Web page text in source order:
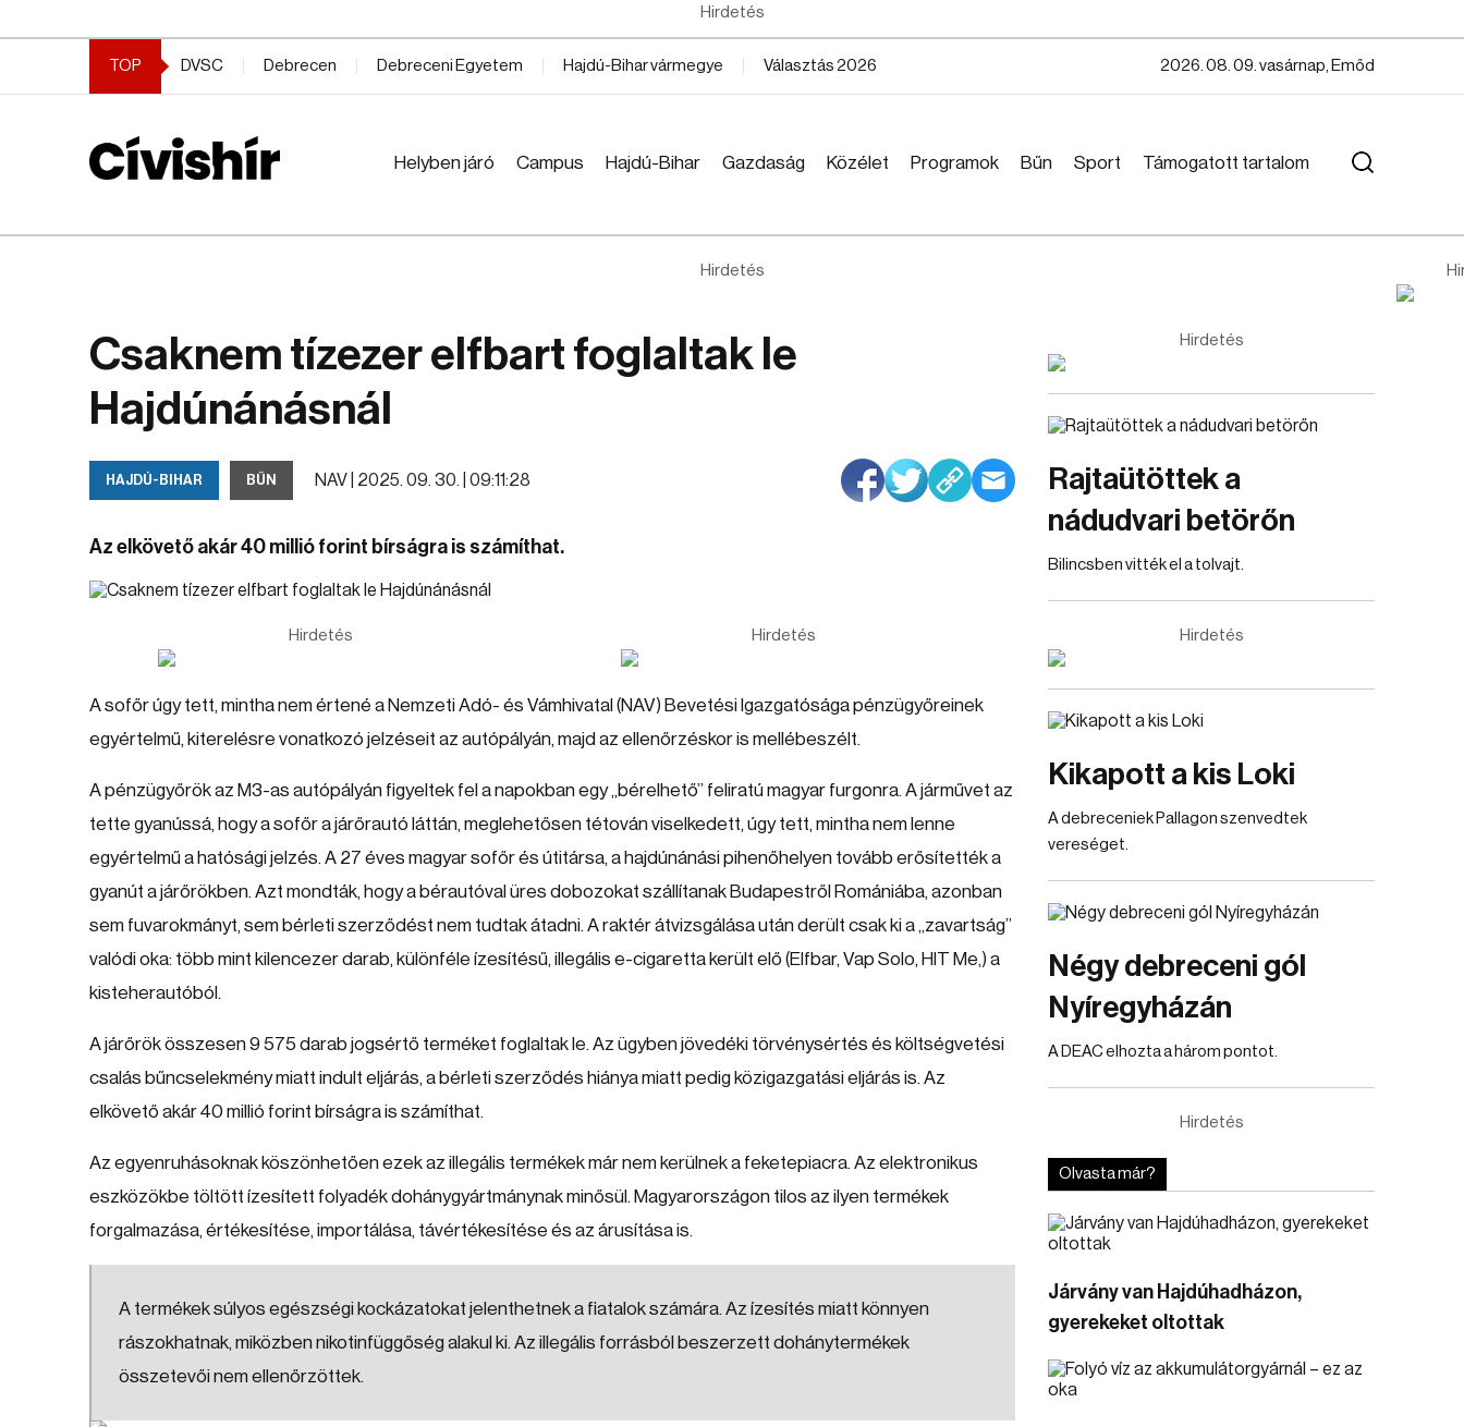
Hirdetés
TOP DVSC Debrecen Debreceni Egyetem Hajdú-Bihar vármegye Választás 2026 2026. 08. 09. vasárnap, Emőd
Helyben járó Campus Hajdú-Bihar Gazdaság Közélet Programok Bűn Sport Támogatott tartalom
Hirdetés
Csaknem tízezer elfbart foglaltak le
Hajdúnánásnál
HAJDÚ-BIHAR BŰN NAV | 2025. 09. 30. | 09:11:28
Az elkövető akár 40 millió forint bírságra is számíthat.
Hirdetés Hirdetés
A sofőr úgy tett, mintha nem értené a Nemzeti Adó- és Vámhivatal (NAV) Bevetési Igazgatósága pénzügyőreinek
egyértelmű, kiterelésre vonatkozó jelzéseit az autópályán, majd az ellenőrzéskor is mellébeszélt.
A pénzügyőrök az M3-as autópályán figyeltek fel a napokban egy „bérelhető” feliratú magyar furgonra. A járművet az
tette gyanússá, hogy a sofőr a járőrautó láttán, meglehetősen tétován viselkedett, úgy tett, mintha nem lenne
egyértelmű a hatósági jelzés. A 27 éves magyar sofőr és útitársa, a hajdúnánási pihenőhelyen tovább erősítették a
gyanút a járőrökben. Azt mondták, hogy a bérautóval üres dobozokat szállítanak Budapestről Romániába, azonban
sem fuvarokmányt, sem bérleti szerződést nem tudtak átadni. A raktér átvizsgálása után derült csak ki a „zavartság”
valódi oka: több mint kilencezer darab, különféle ízesítésű, illegális e-cigaretta került elő (Elfbar, Vap Solo, HIT Me,) a
kisteherautóból.
A járőrök összesen 9 575 darab jogsértő terméket foglaltak le. Az ügyben jövedéki törvénysértés és költségvetési
csalás bűncselekmény miatt indult eljárás, a bérleti szerződés hiánya miatt pedig közigazgatási eljárás is. Az
elkövető akár 40 millió forint bírságra is számíthat.
Az egyenruhásoknak köszönhetően ezek az illegális termékek már nem kerülnek a feketepiacra. Az elektronikus
eszközökbe töltött ízesített folyadék dohánygyártmánynak minősül. Magyarországon tilos az ilyen termékek
forgalmazása, értékesítése, importálása, távértékesítése és az árusítása is.
A termékek súlyos egészségi kockázatokat jelenthetnek a fiatalok számára. Az ízesítés miatt könnyen
rászokhatnak, miközben nikotinfüggőség alakul ki. Az illegális forrásból beszerzett dohánytermékek
összetevői nem ellenőrzöttek.
Hirdetés
Rajtaütöttek a
nádudvari betörőn
Bilincsben vitték el a tolvajt.
Hirdetés
Kikapott a kis Loki
A debreceniek Pallagon szenvedtek
vereséget.
Négy debreceni gól
Nyíregyházán
A DEAC elhozta a három pontot.
Hirdetés
Olvasta már?
Járvány van Hajdúhadházon,
gyerekeket oltottak